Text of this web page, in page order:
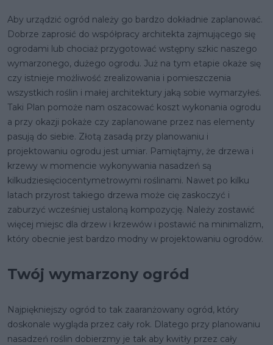
Aby urządzić ogród należy go bardzo dokładnie zaplanować.
Dobrze zaprosić do współpracy architekta zajmującego się
ogrodami lub chociaż przygotować wstępny szkic naszego
wymarzonego, dużego ogrodu. Już na tym etapie okaże się
czy istnieje możliwość zrealizowania i pomieszczenia
wszystkich roślin i małej architektury jaką sobie wymarzyłeś.
Taki Plan pomoże nam oszacować koszt wykonania ogrodu
a przy okazji pokaże czy zaplanowane przez nas elementy
pasują do siebie. Złotą zasadą przy planowaniu i
projektowaniu ogrodu jest umiar. Pamiętajmy, że drzewa i
krzewy w momencie wykonywania nasadzeń są
kilkudziesięciocentymetrowymi roślinami. Nawet po kilku
latach przyrost takiego drzewa może cię zaskoczyć i
zaburzyć wcześniej ustaloną kompozycję. Należy zostawić
więcej miejsc dla drzew i krzewów i postawić na minimalizm,
który obecnie jest bardzo modny w projektowaniu ogrodów.
Twój wymarzony ogród
Najpiękniejszy ogród to tak zaaranżowany ogród, który
doskonale wygląda przez cały rok. Dlatego przy planowaniu
nasadzeń roślin dobierzmy je tak aby kwitły przez cały